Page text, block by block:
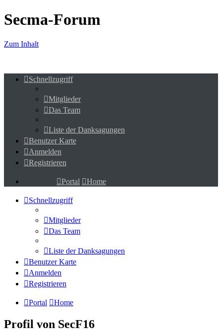
Secma-Forum
Zum Inhalt
Schnellzugriff
Mitglieder
Das Team
Liste der Danksagungen
Benutzer Karte
Anmelden
Registrieren
Portal Home
Schnellzugriff
Mitglieder
Das Team
Liste der Danksagungen
Benutzer Karte
Anmelden
Registrieren
Portal Home
Profil von SecF16